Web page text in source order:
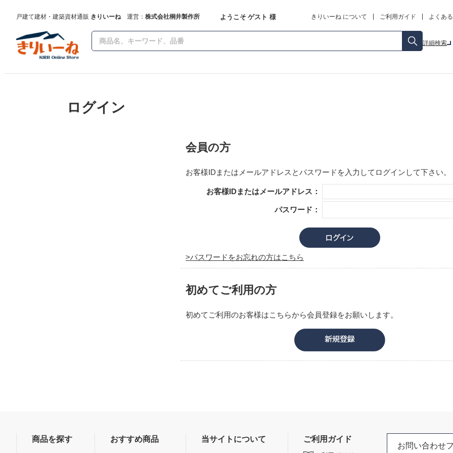
戸建て建材・建築資材通販 きりいーね運営： 株式会社桐井製作所 ようこそ ゲスト 様 きりいーね について ご利用ガイド よくあ
詳細検索
ログイン
会員の方
お客様IDまたはメールアドレス とパスワード を入力してログインして下さい。
お客様IDまたはメールアドレス：
パスワード：
パスワードをお忘れの方はこちら
初めてご利用の方
初めてご利用のお客様はこちらから会員登録をお願いします。
商品を探す おすすめ商品 当サイトについて ご利用ガイド
お問い合わせ